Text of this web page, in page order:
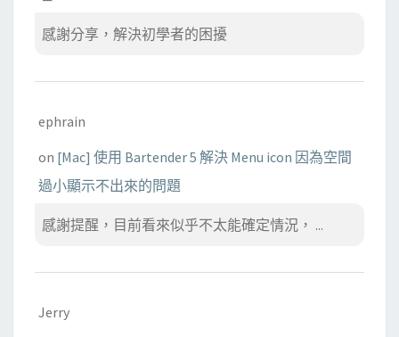
感謝分享，解決初學者的困擾
ephrain
on [Mac] 使用 Bartender 5 解決 Menu icon 因為空間
過小顯示不出來的問題
感謝提醒，目前看來似乎不太能確定情況， ...
Jerry